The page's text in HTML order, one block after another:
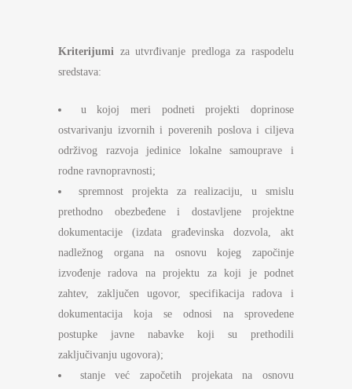
Kriterijumi za utvrđivanje predloga za raspodelu
sredstava:
u kojoj meri podneti projekti doprinose
ostvarivanju izvornih i poverenih poslova i ciljeva
održivog razvoja jedinice lokalne samouprave i
rodne ravnopravnosti;
spremnost projekta za realizaciju, u smislu
prethodno obezbeđene i dostavljene projektne
dokumentacije (izdata građevinska dozvola, akt
nadležnog organa na osnovu kojeg započinje
izvođenje radova na projektu za koji je podnet
zahtev, zaključen ugovor, specifikacija radova i
dokumentacija koja se odnosi na sprovedene
postupke javne nabavke koji su prethodili
zaključivanju ugovora);
stanje već započetih projekata na osnovu